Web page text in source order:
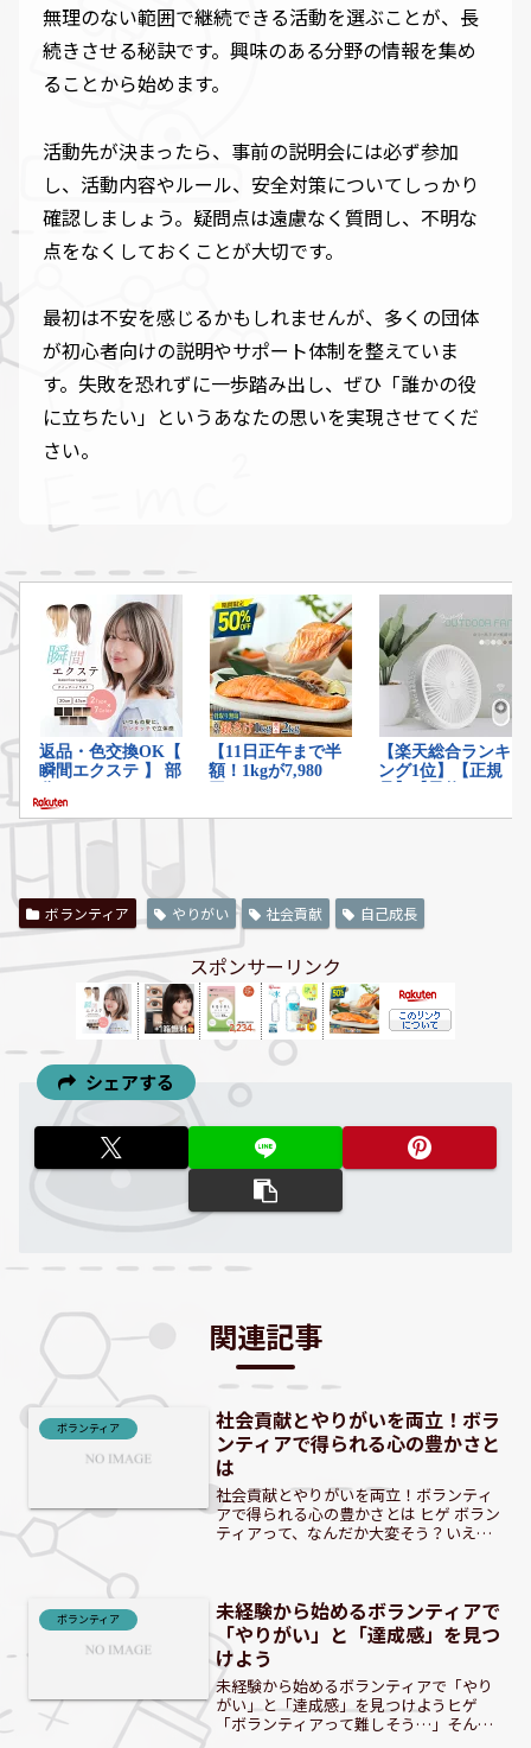
無理のない範囲で継続できる活動を選ぶことが、長
続きさせる秘訣です。興味のある分野の情報を集め
ることから始めます。
活動先が決まったら、事前の説明会には必ず参加
し、活動内容やルール、安全対策についてしっかり
確認しましょう。疑問点は遠慮なく質問し、不明な
点をなくしておくことが大切です。
最初は不安を感じるかもしれませんが、多くの団体
が初心者向けの説明やサポート体制を整えていま
す。失敗を恐れずに一歩踏み出し、ぜひ「誰かの役
に立ちたい」というあなたの思いを実現させてくだ
さい。
ボランティア やりがい 社会貢献 自己成長
スポンサーリンク
シェアする
関連記事
ボランティア
社会貢献とやりがいを両立！ボラ
ンティアで得られる心の豊かさと
は
社会貢献とやりがいを両立！ボランティ
アで得られる心の豊かさとは ヒゲ ボラン
ティアって、なんだか大変そう？いえい
役に立ちたい」とい...
ボランティア
未経験から始めるボランティアで
「やりがい」と「達成感」を見つ
けよう
未経験から始めるボランティアで「やり
がい」と「達成感」を見つけようヒゲ
「ボランティアって難しそう…」そんな